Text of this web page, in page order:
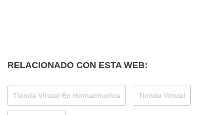
RELACIONADO CON ESTA WEB:
Tienda Virtual En Hornachuelos Tienda Virtual